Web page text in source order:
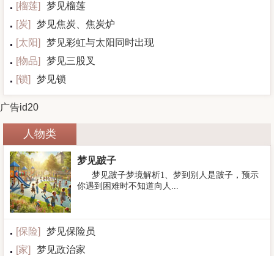
[榴莲]
梦见榴莲
[炭]
梦见焦炭、焦炭炉
[太阳]
梦见彩虹与太阳同时出现
[物品]
梦见三股叉
[锁] 梦见锁
广告id20
人物类
梦见跛子
梦见跛子梦境解析1、梦到别人是跛子，预示
你遇到困难时不知道向人...
[保险]
梦见保险员
[家]
梦见政治家